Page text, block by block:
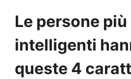
Le persone più
intelligenti
queste 4